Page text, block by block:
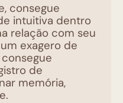
consegue
intuitiva dentro
relação com seu
exagero de
de
memória,